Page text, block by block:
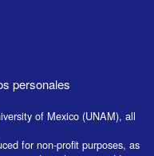
personales
of Mexico (UNAM), all
for non-profit purposes, as